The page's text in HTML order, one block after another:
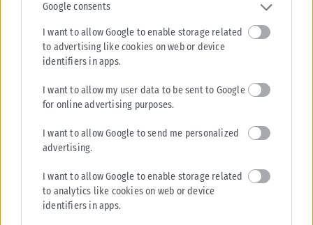
Google consents
I want to allow Google to enable storage related
to advertising like cookies on web or device
identifiers in apps.
I want to allow my user data to be sent to Google
for online advertising purposes.
I want to allow Google to send me personalized
advertising.
I want to allow Google to enable storage related
to analytics like cookies on web or device
identifiers in apps.
ΔΙΕΘΝΉ
Ο πρωθυπουργός του Ισραήλ Μπενιαμίν Νετανιάχου επανέλαβε
σήμερα, την άποψή του, απορρίπτοντας το τελευταίο σχέδιο